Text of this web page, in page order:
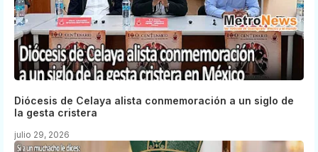
Diócesis de Celaya alista conmemoración a un siglo de
la gesta cristera
julio 29, 2026